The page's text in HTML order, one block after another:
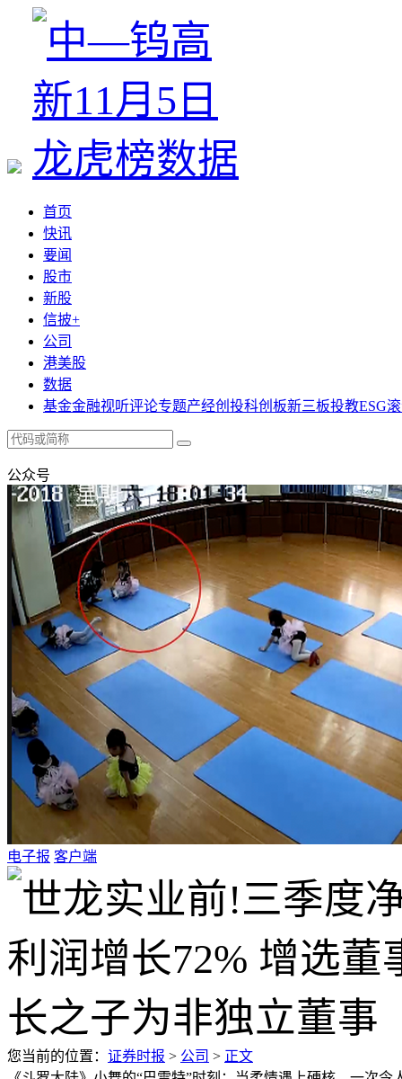
首页
快讯
要闻
股市
新股
信披+
公司
港美股
数据
基金金融视听评论专题产经创投科创板新三板投教ESG
公众号
电子报 客户端
您当前的位置： 证券时报 > 公司 > 正文